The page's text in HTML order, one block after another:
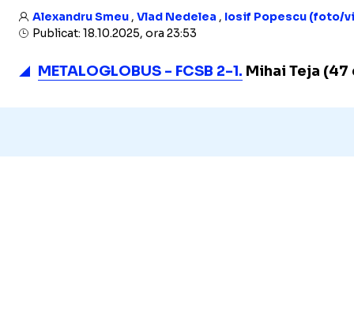
Alexandru Smeu, Vlad Nedelea , Iosif Popescu (foto/
Publicat: 18.10.2025, ora 23:53
METALOGLOBUS - FCSB 2-1. Mihai Teja